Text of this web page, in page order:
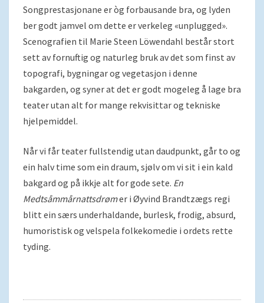
Songprestasjonane er òg forbausande bra, og lyden
ber godt jamvel om dette er verkeleg «unplugged».
Scenografien til Marie Steen Löwendahl består stort
sett av fornuftig og naturleg bruk av det som finst av
topografi, bygningar og vegetasjon i denne
bakgarden, og syner at det er godt mogeleg å lage bra
teater utan alt for mange rekvisittar og tekniske
hjelpemiddel.
Når vi får teater fullstendig utan daudpunkt, går to og
ein halv time som ein draum, sjølv om vi sit i ein kald
bakgard og på ikkje alt for gode sete. En
Medtsåmmårnattsdrømer i Øyvind Brandtzægs regi
blitt ein særs underhaldande, burlesk, frodig, absurd,
humoristisk og velspela folkekomedie i ordets rette
tyding.